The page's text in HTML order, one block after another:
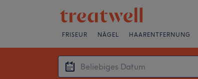
FRISEUR NÄGEL HAARENTFERNUNG